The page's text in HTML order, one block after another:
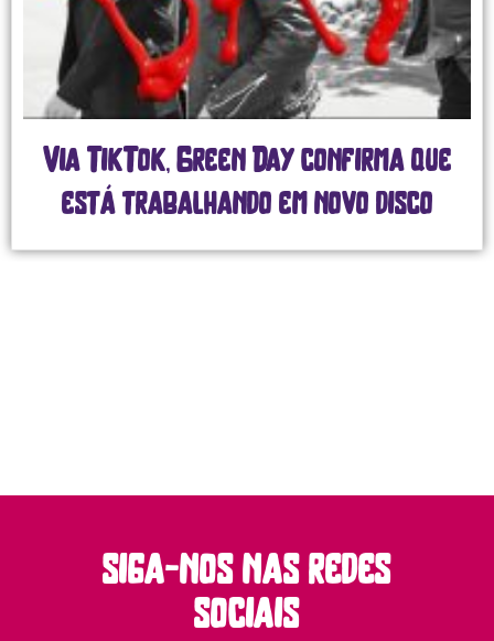
Via TikTok, Green Day confirma que
está trabalhando em novo disco
siga-nos nas redes
sociais